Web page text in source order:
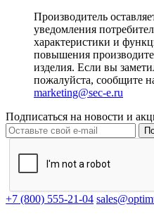
Производитель
уведомления
характеристики и
повышения
изделия. Если вы
пожалуйста, сообщите
marketing@sec-e.ru
Подписаться на новости и
+7 (800) 555-21-04